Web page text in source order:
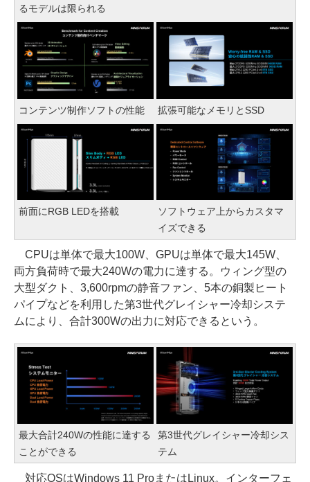
るモデルは限られる
コンテンツ制作ソフトの性能 拡張可能なメモリとSSD
前面にRGB LEDを搭載
ソフトウェア上からカスタマ
イズできる
CPUは単体で最大100W、GPUは単体で最大145W、
両方負荷時で最大240Wの電力に達する。ウィング型の
大型ダクト、3,600rpmの静音ファン、5本の銅製ヒート
パイプなどを利用した第3世代グレイシャー冷却システ
ムにより、合計300Wの出力に対応できるという。
最大合計240Wの性能に達する
ことができる
第3世代グレイシャー冷却シス
テム
対応OSはWindows 11 ProまたはLinux。インターフェ